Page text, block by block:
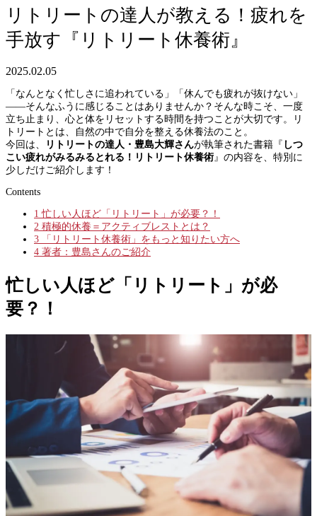
リトリートの達人が教える！疲れを
手放す『リトリート休養術』
2025.02.05
「なんとなく忙しさに追われている」「休んでも疲れが抜けない」
——そんなふうに感じることはありませんか？そんな時こそ、一度
立ち止まり、心と体をリセットする時間を持つことが大切です。リ
トリートとは、自然の中で自分を整える休養法のこと。
今回は、
リトリートの達人・豊島大輝さんが執筆された書籍『 しつ
こい疲れがみるみるとれる！リトリート休養術 』の内容を、特別に
少しだけご紹介します！
Contents
1 忙しい人ほど「リトリート」が必要？！
2 積極的休養＝アクティブレストとは？
3 「リトリート休養術」をもっと知りたい方へ
4 著者：豊島さんのご紹介
忙しい人ほど「リトリート」が必
要？！